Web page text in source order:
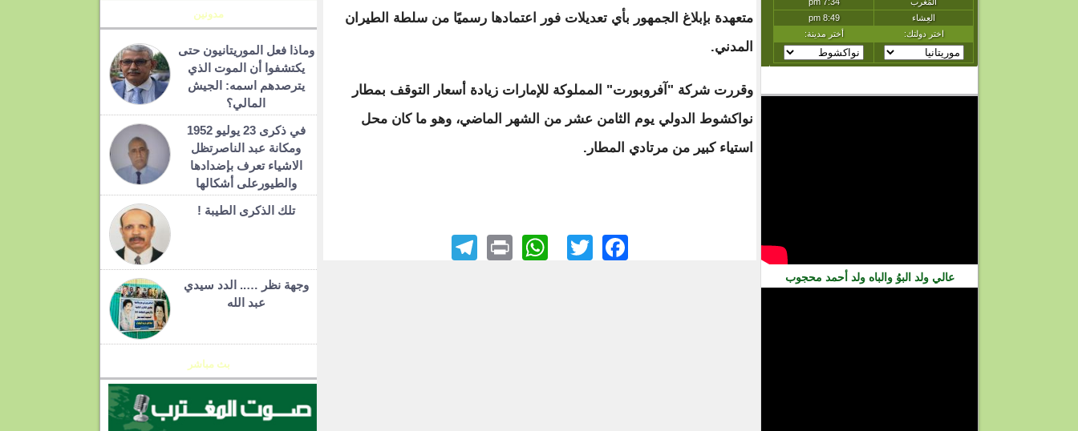
عالي ولد البوُ والباه ولد أحمد محجوب
متعهدة بإبلاغ الجمهور بأي تعديلات فور اعتمادها رسميًا من سلطة الطيران
المدني.
وقررت شركة "آفروبورت" المملوكة للإمارات زيادة أسعار التوقف بمطار
نواكشوط الدولي يوم الثامن عشر من الشهر الماضي، وهو ما كان محل
استياء كبير من مرتادي المطار.
Facebook
Twitter
WhatsApp
Print
مدونين
وماذا فعل الموريتانيون حتى
يكتشفوا أن الموت الذي
يترصدهم اسمه: الجيش
المالي؟
في ذكرى 23 يوليو 1952
ومكانة عبد الناصرتظل
الاشياء تعرف بإضدادها
والطيورعلى أشكالها
تلك الذكرى الطيبة !
وجهة نظر ….. الدد سيدي
عبد الله
بث مباشر